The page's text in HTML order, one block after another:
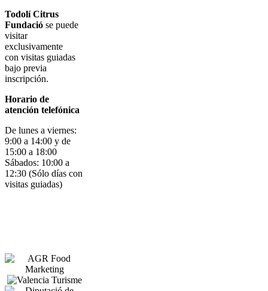
Todolí Citrus
Fundació se puede
visitar
exclusivamente
con visitas guiadas
bajo previa
inscripción.
Horario de
atención telefónica
De lunes a viernes:
9:00 a 14:00 y de
15:00 a 18:00
Sábados: 10:00 a
12:30 (Sólo días con
visitas guiadas)